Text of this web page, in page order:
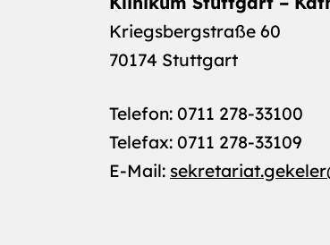
Kriegsbergstraße 60
70174 Stuttgart
Telefon: 0711 278-33100
Telefax: 0711 278-33109
E-Mail: sekretariat.gekeler